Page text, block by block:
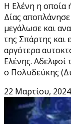
Η Ελένη η οποία
Δίας
μεγάλωσε και
της Σπάρτης και
αργότερα
Ελένης. Αδελφοί
ο Πολυδεύκης
22 Μαρτίου, 2024